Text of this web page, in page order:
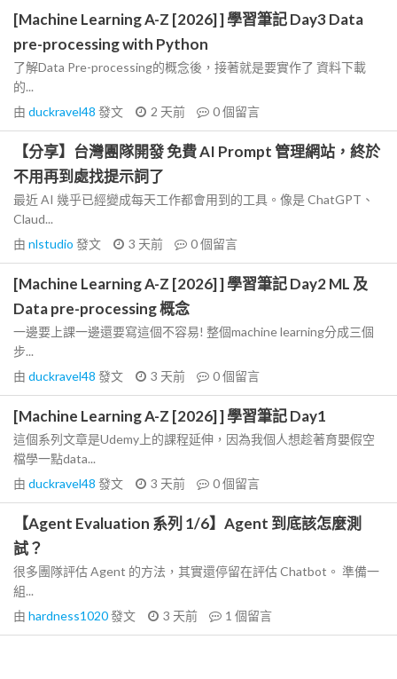
[Machine Learning A-Z [2026] ] 學習筆記 Day3 Data
pre-processing with Python
了解Data Pre-processing的概念後，接著就是要實作了 資料下載
的...
由 duckravel48 發文 2 天前 0個留言
【分享】台灣團隊開發 免費 AI Prompt 管理網站，終於
不用再到處找提示詞了
最近 AI 幾乎已經變成每天工作都會用到的工具。像是 ChatGPT、
Claud...
由 nlstudio 發文 3 天前 0個留言
[Machine Learning A-Z [2026] ] 學習筆記 Day2 ML 及
Data pre-processing 概念
一邊要上課一邊還要寫這個不容易! 整個machine learning分成三個
步...
由 duckravel48 發文 3 天前 0個留言
[Machine Learning A-Z [2026] ] 學習筆記 Day1
這個系列文章是Udemy上的課程延伸，因為我個人想趁著育嬰假空
檔學一點data...
由 duckravel48 發文 3 天前 0個留言
【Agent Evaluation 系列 1/6】Agent 到底該怎麼測
試？
很多團隊評估 Agent 的方法，其實還停留在評估 Chatbot。 準備一
組...
由 hardness1020發文 3 天前 1 個留言